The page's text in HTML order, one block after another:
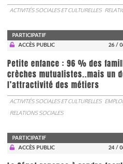
ACTIVITÉS SOCIALES ET CULTURELLES
PARTICIPATIF
ACCÈS PUBLIC
26 /
Petite enfance : 96 % des
crèches mutualistes..mais un
l’attractivité des métiers
ACTIVITÉS SOCIALES ET CULTURELLES
RELATIONS SOCIALES
PARTICIPATIF
ACCÈS PUBLIC
24 /